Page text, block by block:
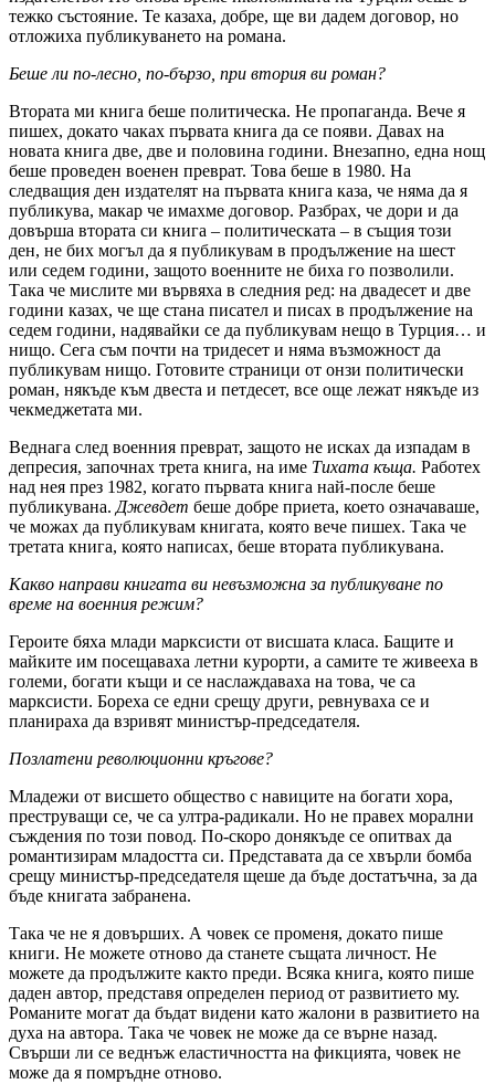
тежко състояние. Те казаха, добре, ще ви дадем договор, но
отложиха публикуването на романа.
Беше ли по-лесно, по-бързо, при втория ви роман?
Втората ми книга беше политическа. Не пропаганда. Вече я
пишех, докато чаках първата книга да се появи. Давах на
новата книга две, две и половина години. Внезапно, една нощ
беше проведен военен преврат. Това беше в 1980. На
следващия ден издателят на първата книга каза, че няма да я
публикува, макар че имахме договор. Разбрах, че дори и да
довърша втората си книга – политическата – в същия този
ден, не бих могъл да я публикувам в продължение на шест
или седем години, защото военните не биха го позволили.
Така че мислите ми вървяха в следния ред: на двадесет и две
години казах, че ще стана писател и писах в продължение на
седем години, надявайки се да публикувам нещо в Турция… и
нищо. Сега съм почти на тридесет и няма възможност да
публикувам нищо. Готовите страници от онзи политически
роман, някъде към двеста и петдесет, все още лежат някъде из
чекмеджетата ми.
Веднага след военния преврат, защото не исках да изпадам в
депресия, започнах трета книга, на име Тихата къща. Работех
над нея през 1982, когато първата книга най-после беше
публикувана. Джевдет беше добре приета, което означаваше,
че можах да публикувам книгата, която вече пишех. Така че
третата книга, която написах, беше втората публикувана.
Какво направи книгата ви невъзможна за публикуване по
време на военния режим?
Героите бяха млади марксисти от висшата класа. Бащите и
майките им посещаваха летни курорти, а самите те живееха в
големи, богати къщи и се наслаждаваха на това, че са
марксисти. Бореха се едни срещу други, ревнуваха се и
планираха да взривят министър-председателя.
Позлатени революционни кръгове?
Младежи от висшето общество с навиците на богати хора,
преструващи се, че са ултра-радикали. Но не правех морални
съждения по този повод. По-скоро донякъде се опитвах да
романтизирам младостта си. Представата да се хвърли бомба
срещу министър-председателя щеше да бъде достатъчна, за да
бъде книгата забранена.
Така че не я довърших. А човек се променя, докато пише
книги. Не можете отново да станете същата личност. Не
можете да продължите както преди. Всяка книга, която пише
даден автор, представя определен период от развитието му.
Романите могат да бъдат видени като жалони в развитието на
духа на автора. Така че човек не може да се върне назад.
Свърши ли се веднъж еластичността на фикцията, човек не
може да я помръдне отново.